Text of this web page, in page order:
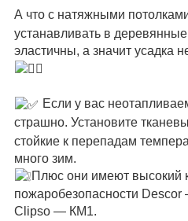
А что с натяжными
устанавливать в
эластичны, а значит усадка
Если у вас
страшно. Установите
стойкие к перепадам
много зим.
Плюс они имеют высокий
пожаробезопасности
Clipso — КМ1.